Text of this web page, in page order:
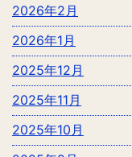
2026年2月
2026年1月
2025年12月
2025年11月
2025年10月